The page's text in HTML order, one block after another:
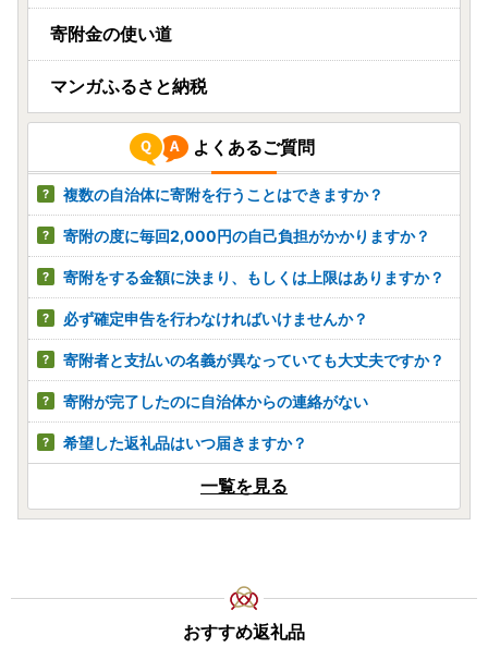
寄附金の使い道
マンガふるさと納税
よくあるご質問
複数の自治体に寄附を行うことはできますか？
寄附の度に毎回2,000円の自己負担がかかりますか？
寄附をする金額に決まり、もしくは上限はありますか？
必ず確定申告を行わなければいけませんか？
寄附者と支払いの名義が異なっていても大丈夫ですか？
寄附が完了したのに自治体からの連絡がない
希望した返礼品はいつ届きますか？
一覧を見る
おすすめ返礼品